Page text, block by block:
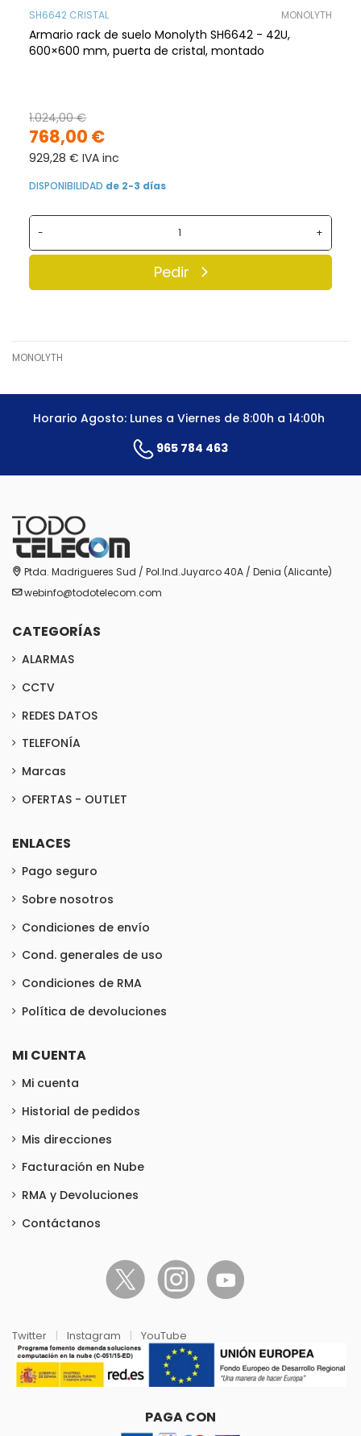
SH6642 CRISTAL MONOLYTH
Armario rack de suelo Monolyth SH6642 - 42U,
600×600 mm, puerta de cristal, montado
768,00 €
1.024,00 €
929,28 € IVA inc
DISPONIBILIDAD de 2-3 días
- +
Pedir
MONOLYTH
Horario Agosto: Lunes a Viernes de 8:00h a 14:00h
965 784 463
Ptda. Madrigueres Sud / Pol.Ind.Juyarco 40A / Denia (Alicante)
webinfo@todotelecom.com
CATEGORÍAS
ALARMAS
CCTV
REDES DATOS
TELEFONÍA
Marcas
OFERTAS - OUTLET
ENLACES
Pago seguro
Sobre nosotros
Condiciones de envío
Cond. generales de uso
Condiciones de RMA
Política de devoluciones
MI CUENTA
Mi cuenta
Historial de pedidos
Mis direcciones
Facturación en Nube
RMA y Devoluciones
Contáctanos
Twitter | Instagram | YouTube
PAGA CON